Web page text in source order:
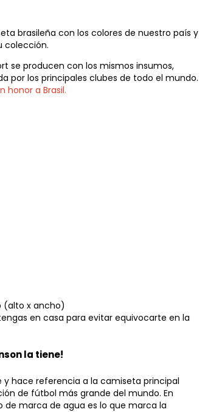
brasileña con los colores de nuestro país y
colección.
se producen con los mismos insumos,
por los principales clubes de todo el mundo.
honor a Brasil.
(alto x ancho)
en casa para evitar equivocarte en la
la tiene!
y hace referencia a la camiseta principal
de fútbol más grande del mundo. En
de marca de agua es lo que marca la